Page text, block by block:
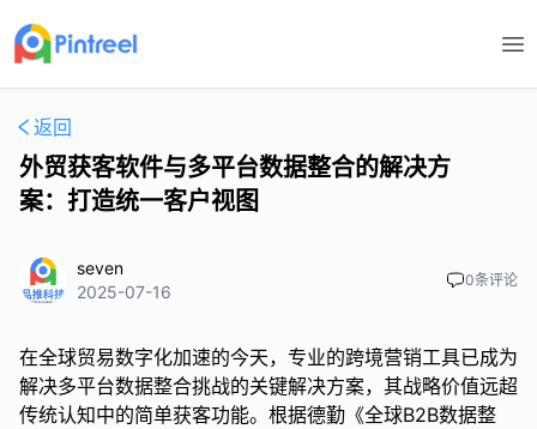
打
返回
外贸获客软件与多平台数据整合的解决方
案：打造统一客户视图
seven
2025-07-16
0条评论
在全球贸易数字化加速的今天，专业的跨境营销工具已成为
解决多平台数据整合挑战的关键解决方案，其战略价值远超
传统认知中的简单获客功能。根据德勤《全球B2B数据整